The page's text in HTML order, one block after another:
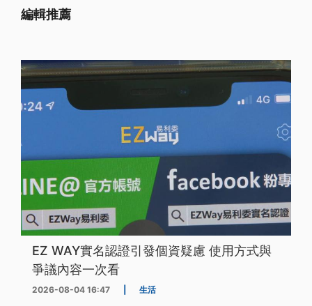
編輯推薦
EZ WAY實名認證引發個資疑慮 使用方式與
爭議內容一次看
2026-08-04 16:47 生活